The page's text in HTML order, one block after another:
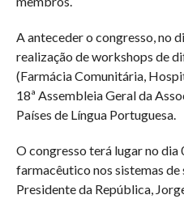
A anteceder o congresso, no
realização de workshops de
(Farmácia Comunitária,
18ª Assembleia Geral da
Países de Língua Portuguesa.
O congresso terá lugar no dia
farmacêutico nos sistemas de
Presidente da República,